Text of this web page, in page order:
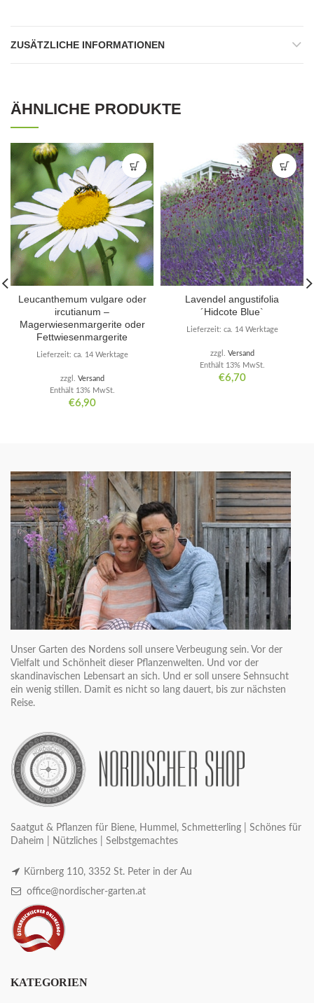
ZUSÄTZLICHE INFORMATIONEN
ÄHNLICHE PRODUKTE
Leucanthemum vulgare oder
ircutianum –
Magerwiesenmargerite oder
Fettwiesenmargerite
€6,90
Enthält 13% MwSt.
zzgl. Versand
Lieferzeit: ca. 14 Werktage
Lavendel angustifolia
´Hidcote Blue`
€6,70
Enthält 13% MwSt.
zzgl. Versand
Lieferzeit: ca. 14 Werktage
Unser Garten des Nordens soll unsere Verbeugung sein. Vor der
Vielfalt und Schönheit dieser Pflanzenwelten. Und vor der
skandinavischen Lebensart an sich. Und er soll unsere Sehnsucht
ein wenig stillen. Damit es nicht so lang dauert, bis zur nächsten
Reise.
Saatgut & Pflanzen für Biene, Hummel, Schmetterling | Schönes für
Daheim | Nützliches | Selbstgemachtes
Kürnberg 110, 3352 St. Peter in der Au
office@nordischer-garten.at
KATEGORIEN